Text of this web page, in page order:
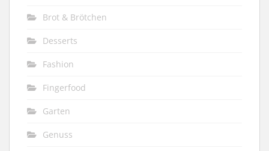
Brot & Brötchen
Desserts
Fashion
Fingerfood
Garten
Genuss